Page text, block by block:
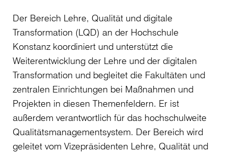
Der Bereich Lehre, Qualität und digitale
Transformation (LQD) an der Hochschule
Konstanz koordiniert und unterstützt die
Weiterentwicklung der Lehre und der digitalen
Transformation und begleitet die Fakultäten und
zentralen Einrichtungen bei Maßnahmen und
Projekten in diesen Themenfeldern. Er ist
außerdem verantwortlich für das hochschulweite
Qualitätsmanagementsystem. Der Bereich wird
geleitet vom Vizepräsidenten Lehre, Qualität und